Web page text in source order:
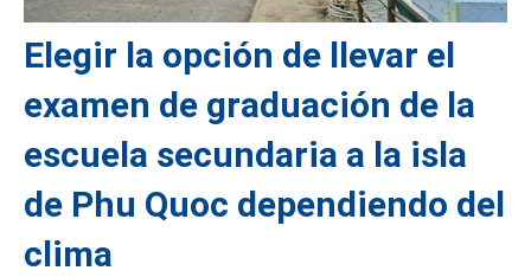
Elegir la opción de llevar el
examen de graduación de la
escuela secundaria a la isla
de Phu Quoc dependiendo del
clima